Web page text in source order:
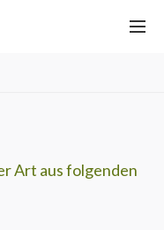
Art aus folgenden